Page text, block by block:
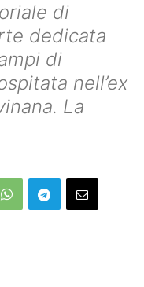
di
dedicata
di
nell’ex
La